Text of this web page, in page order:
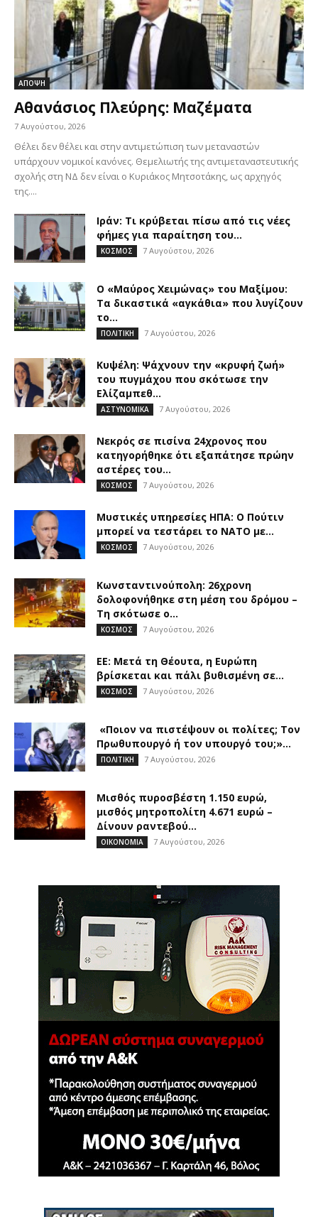
ΑΠΟΨΗ
Αθανάσιος Πλεύρης: Μαζέματα
7 Αυγούστου, 2026
Θέλει δεν θέλει και στην αντιμετώπιση των μεταναστών
υπάρχουν νομικοί κανόνες. Θεμελιωτής της αντιμεταναστευτικής
σχολής στη ΝΔ δεν είναι ο Κυριάκος Μητσοτάκης, ως αρχηγός
της....
Ιράν: Τι κρύβεται πίσω από τις νέες
φήμες για παραίτηση του...
ΚΟΣΜΟΣ 7 Αυγούστου, 2026
Ο «Μαύρος Χειμώνας» του Μαξίμου:
Τα δικαστικά «αγκάθια» που λυγίζουν
το...
ΠΟΛΙΤΙΚΗ 7 Αυγούστου, 2026
Κυψέλη: Ψάχνουν την «κρυφή ζωή»
του πυγμάχου που σκότωσε την
Ελίζαμπεθ...
ΑΣΤΥΝΟΜΙΚΑ 7 Αυγούστου, 2026
Νεκρός σε πισίνα 24χρονος που
κατηγορήθηκε ότι εξαπάτησε πρώην
αστέρες του...
ΚΟΣΜΟΣ 7 Αυγούστου, 2026
Μυστικές υπηρεσίες ΗΠΑ: Ο Πούτιν
μπορεί να τεστάρει το ΝΑΤΟ με...
ΚΟΣΜΟΣ 7 Αυγούστου, 2026
Κωνσταντινούπολη: 26χρονη
δολοφονήθηκε στη μέση του δρόμου –
Τη σκότωσε ο...
ΚΟΣΜΟΣ 7 Αυγούστου, 2026
ΕΕ: Μετά τη Θέουτα, η Ευρώπη
βρίσκεται και πάλι βυθισμένη σε...
ΚΟΣΜΟΣ 7 Αυγούστου, 2026
«Ποιον να πιστέψουν οι πολίτες; Τον
Πρωθυπουργό ή τον υπουργό του;»...
ΠΟΛΙΤΙΚΗ 7 Αυγούστου, 2026
Μισθός πυροσβέστη 1.150 ευρώ,
μισθός μητροπολίτη 4.671 ευρώ –
Δίνουν ραντεβού...
ΟΙΚΟΝΟΜΙΑ 7 Αυγούστου, 2026